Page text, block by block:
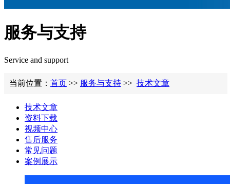
服务与支持
Service and support
当前位置： 首页 >> 服务与支持 >> 技术文章
技术文章
资料下载
视频中心
售后服务
常见问题
案例展示